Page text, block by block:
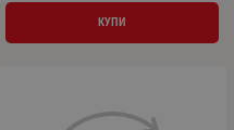
КУПИ